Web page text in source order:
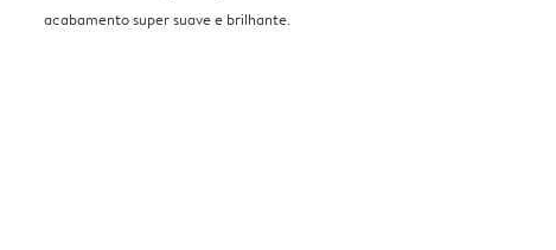
acabamento super suave e brilhante.